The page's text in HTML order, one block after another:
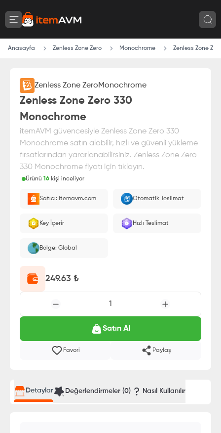
Anasayfa Zenless Zone Zero Monochrome Zenless Zone
Zenless Zone ZeroMonochrome
Zenless Zone Zero 330
Monochrome
itemAVM güvencesiyle Zenless Zone Zero 330
Monochrome satın alabilir, hızlı ve güvenli yükleme
fırsatlarından yararlanabilirsiniz. Zenless Zone Zero
330 Monochrome fiyatı için tıklayın.
Ürünü 16 kişi inceliyor
Oyuncu ID'nize yüklenir.
Satıcı: itemavm.com Otomatik Teslimat
Key İçerir Hızlı Teslimat
Bölge: Global
249.63 ₺
1
Satın Al
Favori Paylaş
Detaylar Değerlendirmeler (0) Nasıl Kullanılır